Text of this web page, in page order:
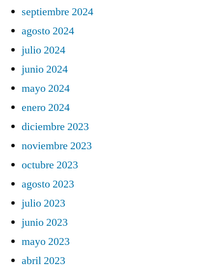
septiembre 2024
agosto 2024
julio 2024
junio 2024
mayo 2024
enero 2024
diciembre 2023
noviembre 2023
octubre 2023
agosto 2023
julio 2023
junio 2023
mayo 2023
abril 2023